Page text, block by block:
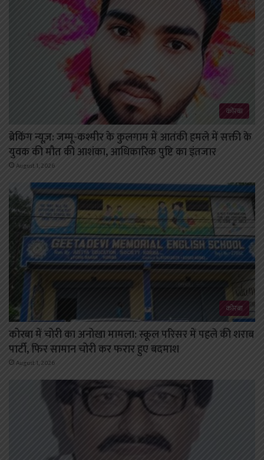
कोरबा
ब्रेकिंग न्यूज़: जम्मू-कश्मीर के कुलगाम में आतंकी हमले में सक्ती के
युवक की मौत की आशंका, आधिकारिक पुष्टि का इंतजार
August 1, 2026
कोरबा
कोरबा में चोरी का अनोखा मामला: स्कूल परिसर में पहले की शराब
पार्टी, फिर सामान चोरी कर फरार हुए बदमाश
August 1, 2026